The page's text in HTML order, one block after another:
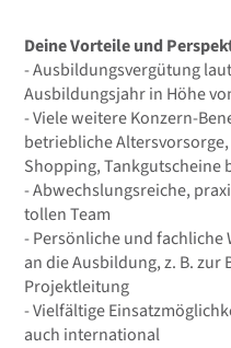
Deine Vorteile und
- Ausbildungsvergütung
Ausbildungsjahr in Höhe
- Viele weitere Konzern-
betriebliche
Shopping, Tankgutscheine
- Abwechslungsreiche,
tollen Team
- Persönliche und
an die Ausbildung, z. B. zur
Projektleitung
- Vielfältige
auch international